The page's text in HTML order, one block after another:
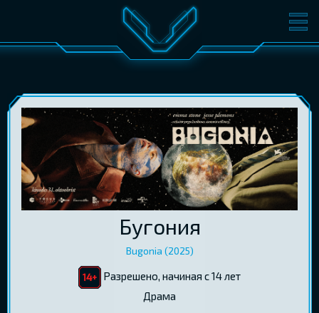
ФИЛЬМЫ БИЛЕТЫ
КОНФЕРЕНЦИИ КИНОКЛУБ-V
ПОДАРОЧНЫЕ КАРТЫ
Бугония
Bugonia (2025)
Разрешено, начиная с 14 лет
Драма